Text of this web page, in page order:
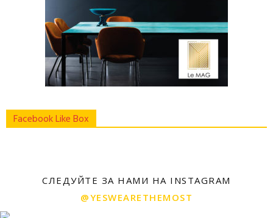
Facebook Like Box
СЛЕДУЙТЕ ЗА НАМИ НА INSTAGRAM
@YESWEARETHEMOST